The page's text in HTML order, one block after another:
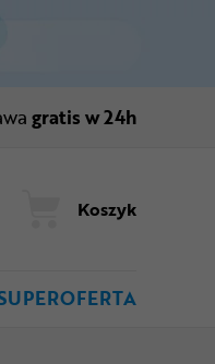
gratis w 24h
Koszyk